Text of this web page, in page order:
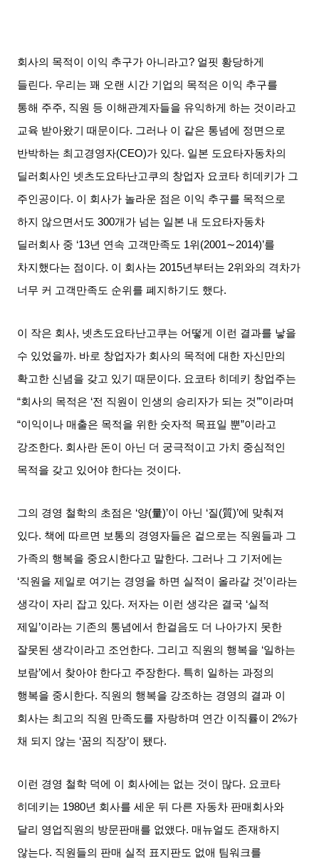
회사의 목적이 이익 추구가 아니라고? 얼핏 황당하게
들린다. 우리는 꽤 오랜 시간 기업의 목적은 이익 추구를
통해 주주, 직원 등 이해관계자들을 유익하게 하는 것이라고
교육 받아왔기 때문이다. 그러나 이 같은 통념에 정면으로
반박하는 최고경영자(CEO)가 있다. 일본 도요타자동차의
딜러회사인 넷츠도요타난고쿠의 창업자 요코타 히데키가 그
주인공이다. 이 회사가 놀라운 점은 이익 추구를 목적으로
하지 않으면서도 300개가 넘는 일본 내 도요타자동차
딜러회사 중 ‘13년 연속 고객만족도 1위 (2001∼2014)’를
차지했다는 점이다. 이 회사는 2015년부터는 2위와의 격차가
너무 커 고객만족도 순위를 폐지하기도 했다.
이 작은 회사, 넷츠도요타난고쿠는 어떻게 이런 결과를 낳을
수 있었을까. 바로 창업자가 회사의 목적에 대한 자신만의
확고한 신념을 갖고 있기 때문이다. 요코타 히데키 창업주는
“회사의 목적은 ‘전 직원이 인생의 승리자가 되는 것’”이라며
“이익이나 매출은 목적을 위한 숫자적 목표일 뿐”이라고
강조한다. 회사란 돈이 아닌 더 궁극적이고 가치 중심적인
목적을 갖고 있어야 한다는 것이다.
그의 경영 철학의 초점은 ‘양(量)’이 아닌 ‘질(質)’에 맞춰져
있다. 책에 따르면 보통의 경영자들은 겉으로는 직원들과 그
가족의 행복을 중요시한다고 말한다. 그러나 그 기저에는
‘직원을 제일로 여기는 경영을 하면 실적이 올라갈 것’이라는
생각이 자리 잡고 있다. 저자는 이런 생각은 결국 ‘실적
제일’이라는 기존의 통념에서 한걸음도 더 나아가지 못한
잘못된 생각이라고 조언한다. 그리고 직원의 행복을 ‘일하는
보람’에서 찾아야 한다고 주장한다. 특히 일하는 과정의
행복을 중시한다. 직원의 행복을 강조하는 경영의 결과 이
회사는 최고의 직원 만족도를 자랑하며 연간 이직률이
2%가
채 되지 않는 ‘꿈의 직장’이 됐다.
이런 경영 철학 덕에 이 회사에는 없는 것이 많다. 요코타
히데키는 1980년 회사를 세운 뒤 다른 자동차 판매회사와
달리 영업직원의 방문판매를 없앴다.매뉴얼도 존재하지
않는다. 직원들의 판매 실적 표지판도 없애 팀워크를